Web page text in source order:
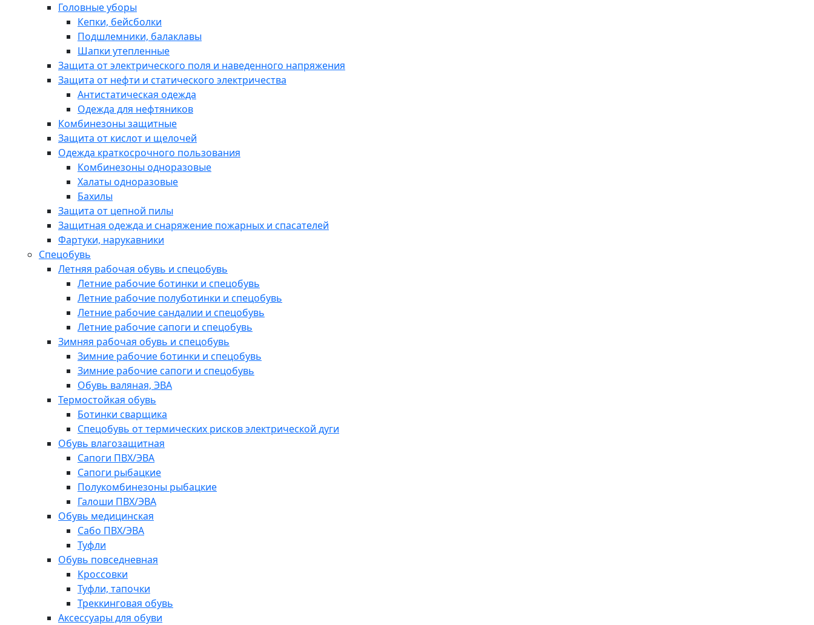
Головные уборы
Кепки, бейсболки
Подшлемники, балаклавы
Шапки утепленные
Защита от электрического поля и наведенного напряжения
Защита от нефти и статического электричества
Антистатическая одежда
Одежда для нефтяников
Комбинезоны защитные
Защита от кислот и щелочей
Одежда краткосрочного пользования
Комбинезоны одноразовые
Халаты одноразовые
Бахилы
Защита от цепной пилы
Защитная одежда и снаряжение пожарных и спасателей
Фартуки, нарукавники
Спецобувь
Летняя рабочая обувь и спецобувь
Летние рабочие ботинки и спецобувь
Летние рабочие полуботинки и спецобувь
Летние рабочие сандалии и спецобувь
Летние рабочие сапоги и спецобувь
Зимняя рабочая обувь и спецобувь
Зимние рабочие ботинки и спецобувь
Зимние рабочие сапоги и спецобувь
Обувь валяная, ЭВА
Термостойкая обувь
Ботинки сварщика
Спецобувь от термических рисков электрической дуги
Обувь влагозащитная
Сапоги ПВХ/ЭВА
Сапоги рыбацкие
Полукомбинезоны рыбацкие
Галоши ПВХ/ЭВА
Обувь медицинская
Сабо ПВХ/ЭВА
Туфли
Обувь повседневная
Кроссовки
Туфли, тапочки
Треккинговая обувь
Аксессуары для обуви